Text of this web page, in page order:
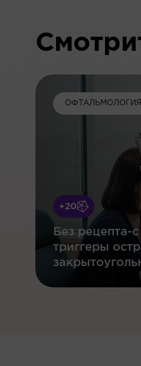
ОФТАЛЬМОЛОГИЯ
+20
Без рецепта-
триггеры